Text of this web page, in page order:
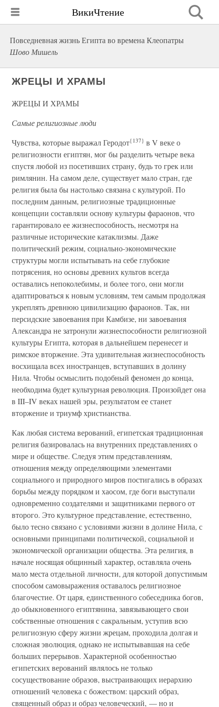
ВикиЧтение
Повседневная жизнь Египта во времена Клеопатры
Шово Мишель
ЖРЕЦЫ И ХРАМЫ
ЖРЕЦЫ И ХРАМЫ
Самые религиозные люди
Чувства, которые выражал Геродот{137} в V веке о
религиозности египтян, мог бы разделить четыре века
спустя любой из посетивших страну, будь то грек или
римлянин. На самом деле, существует мало стран, где
религия была бы настолько связана с культурой. По
последним данным, религиозные традиционные
концепции составляли основу культуры фараонов, что
гарантировало ее жизнеспособность, несмотря на
различные исторические катаклизмы. Даже
политический режим, социально-экономические
структуры могли испытывать на себе глубокие
потрясения, но основы древних культов всегда
оставались непоколебимы, и более того, они могли
адаптироваться к новым условиям, тем самым продолжая
укреплять древнюю цивилизацию фараонов. Так, ни
персидские завоевания при Камбизе, ни завоевания
Александра не затронули жизнеспособности религиозной
культуры Египта, которая в дальнейшем перенесет и
римское вторжение. Эта удивительная жизнеспособность
восхищала всех иностранцев, вступавших в долину
Нила. Чтобы осмыслить подобный феномен до конца,
необходима будет культурная революция. Произойдет она
в III–IV веках нашей эры, результатом ее станет
вторжение и триумф христианства.
Как любая система верований, египетская традиционная
религия базировалась на внутренних представлениях о
мире и обществе. Следуя этим представлениям,
отношения между определяющими элементами
социального и природного миров постигались в образах
борьбы между порядком и хаосом, где боги выступали
одновременно создателями и защитниками первого от
второго. Это культурное представление, естественно,
было тесно связано с условиями жизни в долине Нила, с
основными принципами политической, социальной и
экономической организации общества. Эта религия, в
начале носящая общинный характер, оставляла очень
мало места отдельной личности, для которой допустимым
способом самовыражения оставалось религиозное
благочестие. От царя, единственного собеседника богов,
до обыкновенного египтянина, завязывающего свои
собственные отношения с сакральным, уступив всю
религиозную сферу жизни жрецам, проходила долгая и
сложная эволюция, однако не испытывавшая на себе
больших перерывов. Характерной особенностью
египетских верований являлось не только
сосуществование образов, выстраивающих иерархию
отношений человека с божеством: царский образ,
священный образ и образ человеческий, — но и